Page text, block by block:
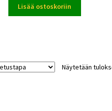
Lisää ostoskoriin
Näytetään